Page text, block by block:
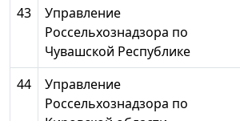
43
Управление
Россельхознадзора по
Чувашской Республике
44
Управление
Россельхознадзора по